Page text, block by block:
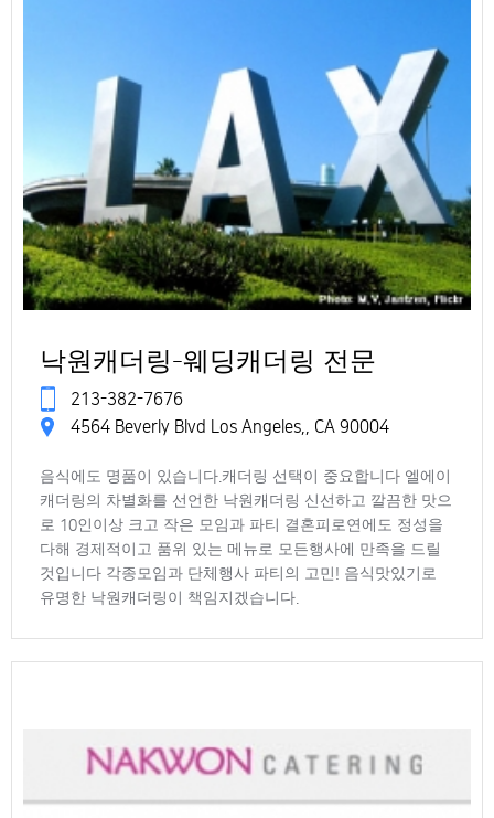
낙원캐더링-웨딩캐더링 전문
213-382-7676
4564 Beverly Blvd Los Angeles,, CA 90004
음식에도 명품이 있습니다.캐더링 선택이 중요합니다 엘에이
캐더링의 차별화를 선언한 낙원캐더링 신선하고 깔끔한 맛으
로 10인이상 크고 작은 모임과 파티 결혼피로연에도 정성을
다해 경제적이고 품위 있는 메뉴로 모든행사에 만족을 드릴
것입니다 각종모임과 단체행사 파티의 고민! 음식맛있기로
유명한 낙원캐더링이 책임지겠습니다.